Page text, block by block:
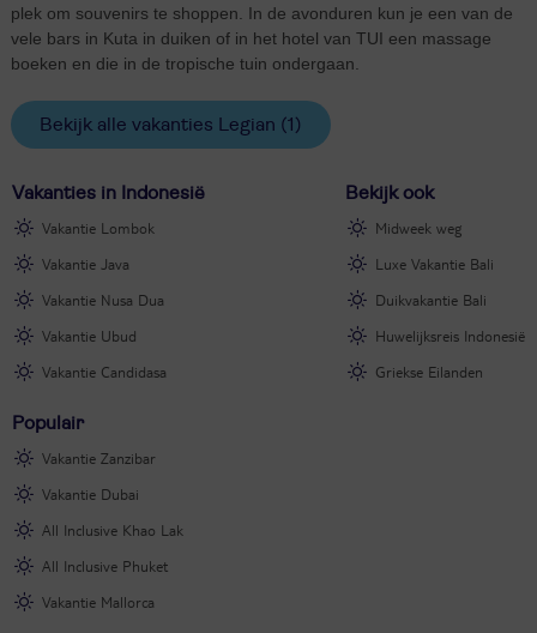
plek om souvenirs te shoppen. In de avonduren kun je een van de
vele bars in Kuta in duiken of in het hotel van TUI een massage
boeken en die in de tropische tuin ondergaan.
Bekijk alle vakanties Legian (1)
Vakanties in Indonesië
Vakantie Lombok
Vakantie Java
Vakantie Nusa Dua
Vakantie Ubud
Vakantie Candidasa
Bekijk ook
Midweek weg
Luxe Vakantie Bali
Duikvakantie Bali
Huwelijksreis Indonesië
Griekse Eilanden
Populair
Vakantie Zanzibar
Vakantie Dubai
All Inclusive Khao Lak
All Inclusive Phuket
Vakantie Mallorca